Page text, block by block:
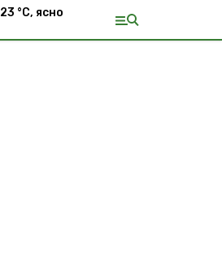
23 °С, ясно